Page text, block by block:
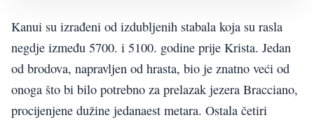
Kanui su izrađeni od izdubljenih stabala koja su rasla
negdje između 5700. i 5100. godine prije Krista. Jedan
od brodova, napravljen od hrasta, bio je znatno veći od
onoga što bi bilo potrebno za prelazak jezera Bracciano,
procijenjene dužine jedanaest metara. Ostala četiri